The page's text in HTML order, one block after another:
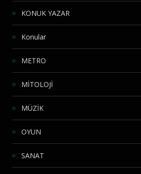
KONUK YAZAR
Konular
METRO
MİTOLOJİ
MÜZİK
OYUN
SANAT